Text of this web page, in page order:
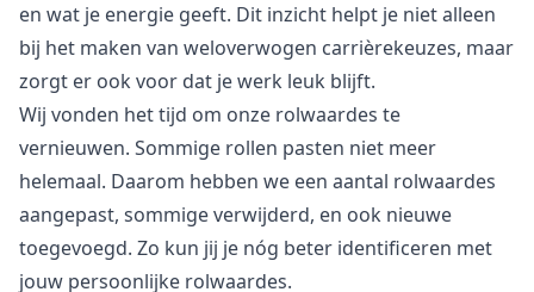
en wat je energie geeft. Dit inzicht helpt je niet alleen
bij het maken van weloverwogen carrièrekeuzes, maar
zorgt er ook voor dat je werk leuk blijft.
Wij vonden het tijd om onze rolwaardes te
vernieuwen. Sommige rollen pasten niet meer
helemaal. Daarom hebben we een aantal rolwaardes
aangepast, sommige verwijderd, en ook nieuwe
toegevoegd. Zo kun jij je nóg beter identificeren met
jouw persoonlijke rolwaardes.